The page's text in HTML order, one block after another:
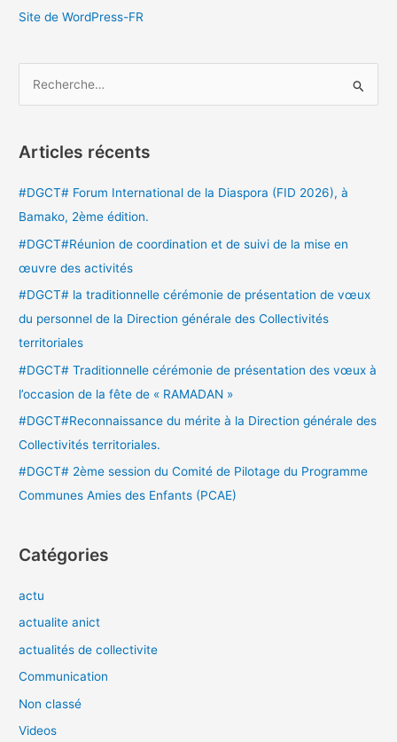
Site de WordPress-FR
h
r
:
Articles récents
#DGCT# Forum International de la Diaspora (FID 2026), à
Bamako, 2ème édition.
#DGCT#Réunion de coordination et de suivi de la mise en
œuvre des activités
#DGCT# la traditionnelle cérémonie de présentation de vœux
du personnel de la Direction générale des Collectivités
territoriales
#DGCT# Traditionnelle cérémonie de présentation des vœux à
l’occasion de la fête de « RAMADAN »
#DGCT#Reconnaissance du mérite à la Direction générale des
Collectivités territoriales.
#DGCT# 2ème session du Comité de Pilotage du Programme
Communes Amies des Enfants (PCAE)
Catégories
actu
actualite anict
actualités de collectivite
Communication
Non classé
Videos